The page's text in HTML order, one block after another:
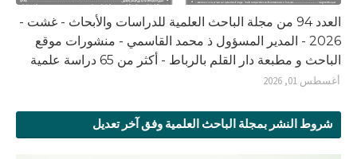
العدد 94 من مجلة الباحث العلمية للدراسات والأبحاث - غشت -
2026 - المدير المسؤول ذ محمد القاسمي - منشورات موقع
الباحث و مطبعة دار القلم بالرباط - أكثر من 65 دراسة علمية
أغسطس 01, 2026
شروط النشر بمجلة الباحث العلمية وفق آخر تعديل